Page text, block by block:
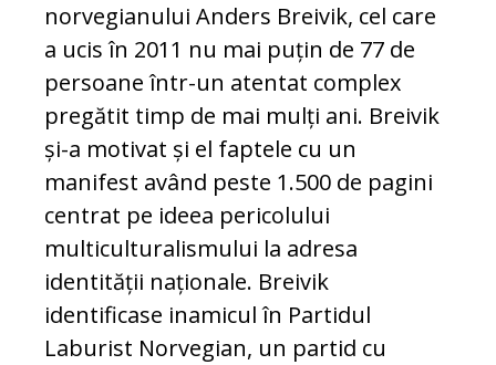
norvegianului Anders Breivik, cel care
a ucis în 2011 nu mai puțin de 77 de
persoane într-un atentat complex
pregătit timp de mai mulți ani. Breivik
și-a motivat și el faptele cu un
manifest având peste 1.500 de pagini
centrat pe ideea pericolului
multiculturalismului la adresa
identității naționale. Breivik
identificase inamicul în Partidul
Laburist Norvegian, un partid cu